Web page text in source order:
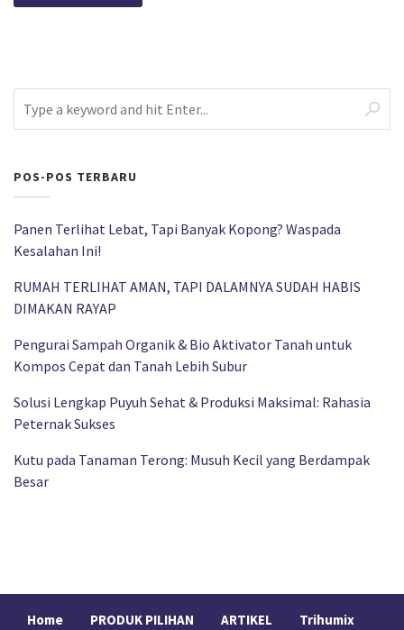
POS-POS TERBARU
Panen Terlihat Lebat, Tapi Banyak Kopong? Waspada
Kesalahan Ini!
RUMAH TERLIHAT AMAN, TAPI DALAMNYA SUDAH HABIS
DIMAKAN RAYAP
Pengurai Sampah Organik & Bio Aktivator Tanah untuk
Kompos Cepat dan Tanah Lebih Subur
Solusi Lengkap Puyuh Sehat & Produksi Maksimal: Rahasia
Peternak Sukses
Kutu pada Tanaman Terong: Musuh Kecil yang Berdampak
Besar
Home PRODUK PILIHAN ARTIKEL Trihumix